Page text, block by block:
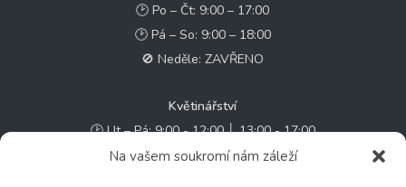
Na vašem soukromí nám záleží
🕑 Po – Čt: 9:00 – 17:00
🕑 Pá – So: 9:00 – 18:00
🚫 Neděle: ZAVŘENO
Květinářství
🕑 Ut – Pá: 9:00 - 12:00 │ 13:00 - 17:00
🕑 So: 9:00 – 15:00